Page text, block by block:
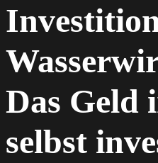
Das Geld
selbst